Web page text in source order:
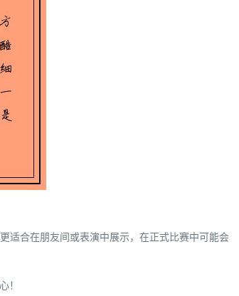
适合在朋友间或表演中展示，在正式比赛中可能会
！